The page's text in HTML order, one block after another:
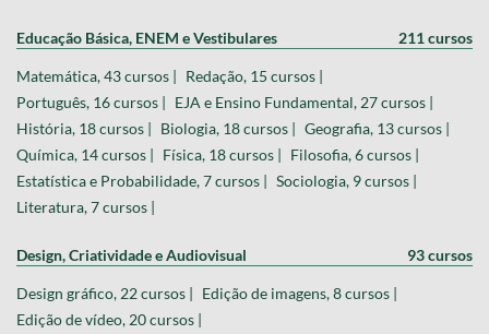
Educação Básica, ENEM e Vestibulares 211 cursos
Matemática, 43 cursos | Redação, 15 cursos |
Português, 16 cursos | EJA e Ensino Fundamental, 27 cursos |
História, 18 cursos | Biologia, 18 cursos | Geografia, 13 cursos |
Química, 14 cursos | Física, 18 cursos | Filosofia, 6 cursos |
Estatística e Probabilidade, 7 cursos | Sociologia, 9 cursos |
Literatura, 7 cursos |
Design, Criatividade e Audiovisual 93 cursos
Design gráfico, 22 cursos | Edição de imagens, 8 cursos |
Edição de vídeo, 20 cursos |